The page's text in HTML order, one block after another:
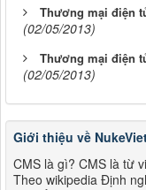
Thương mại điện
(02/05/2013)
Thương mại điện
(02/05/2013)
Giới thiệu về
CMS là gì? CMS là từ
Theo wikipedia Định